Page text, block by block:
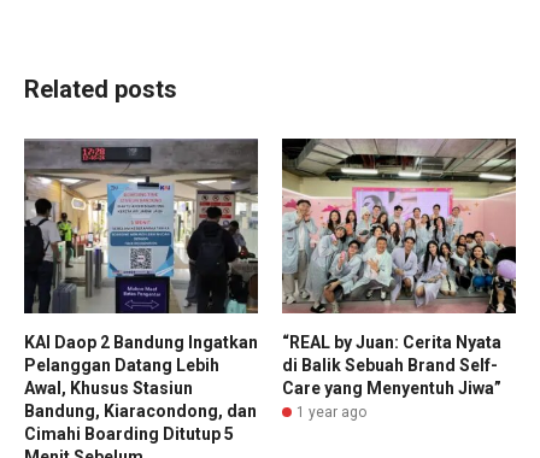
Related posts
KAI Daop 2 Bandung Ingatkan
Pelanggan Datang Lebih
Awal, Khusus Stasiun
Bandung, Kiaracondong, dan
Cimahi Boarding Ditutup 5
“REAL by Juan: Cerita Nyata
di Balik Sebuah Brand Self-
Care yang Menyentuh Jiwa”
1 year ago